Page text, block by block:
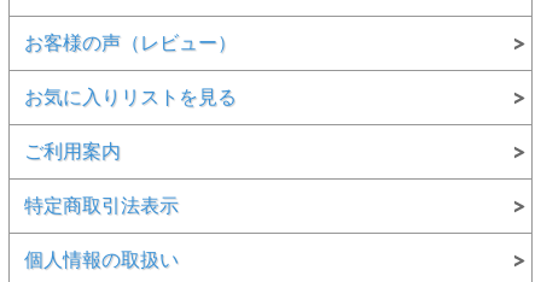
お客様の声（レビュー）
お気に入りリストを見る
ご利用案内
特定商取引法表示
個人情報の取扱い